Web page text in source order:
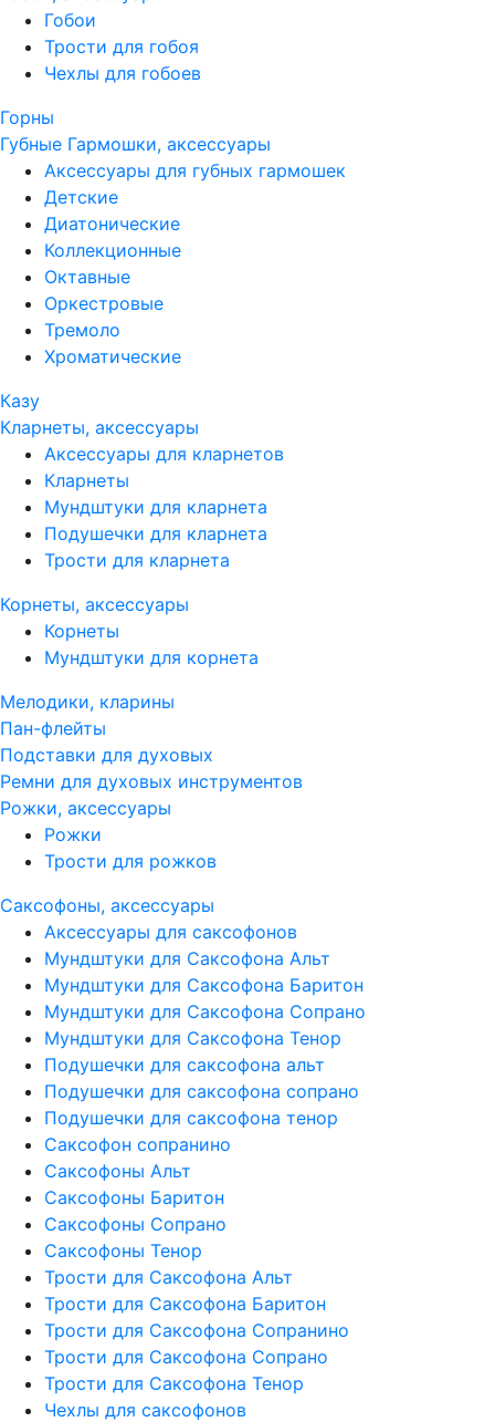
Гобои
Трости для гобоя
Чехлы для гобоев
Горны
Губные Гармошки, аксессуары
Аксессуары для губных гармошек
Детские
Диатонические
Коллекционные
Октавные
Оркестровые
Тремоло
Хроматические
Казу
Кларнеты, аксессуары
Аксессуары для кларнетов
Кларнеты
Мундштуки для кларнета
Подушечки для кларнета
Трости для кларнета
Корнеты, аксессуары
Корнеты
Мундштуки для корнета
Мелодики, кларины
Пан-флейты
Подставки для духовых
Ремни для духовых инструментов
Рожки, аксессуары
Рожки
Трости для рожков
Саксофоны, аксессуары
Аксессуары для саксофонов
Мундштуки для Саксофона Альт
Мундштуки для Саксофона Баритон
Мундштуки для Саксофона Сопрано
Мундштуки для Саксофона Тенор
Подушечки для саксофона альт
Подушечки для саксофона сопрано
Подушечки для саксофона тенор
Саксофон сопранино
Саксофоны Альт
Саксофоны Баритон
Саксофоны Сопрано
Саксофоны Тенор
Трости для Саксофона Альт
Трости для Саксофона Баритон
Трости для Саксофона Сопранино
Трости для Саксофона Сопрано
Трости для Саксофона Тенор
Чехлы для саксофонов